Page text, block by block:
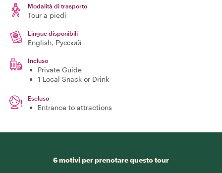
Modalità di trasporto
Tour a piedi
Lingue disponibili
English, Русский
Incluso
Private Guide
1 Local Snack or Drink
Escluso
Entrance to attractions
6 motivi per prenotare questo tour